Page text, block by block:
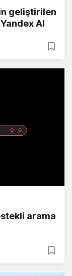
geliştirilen
AI
arama